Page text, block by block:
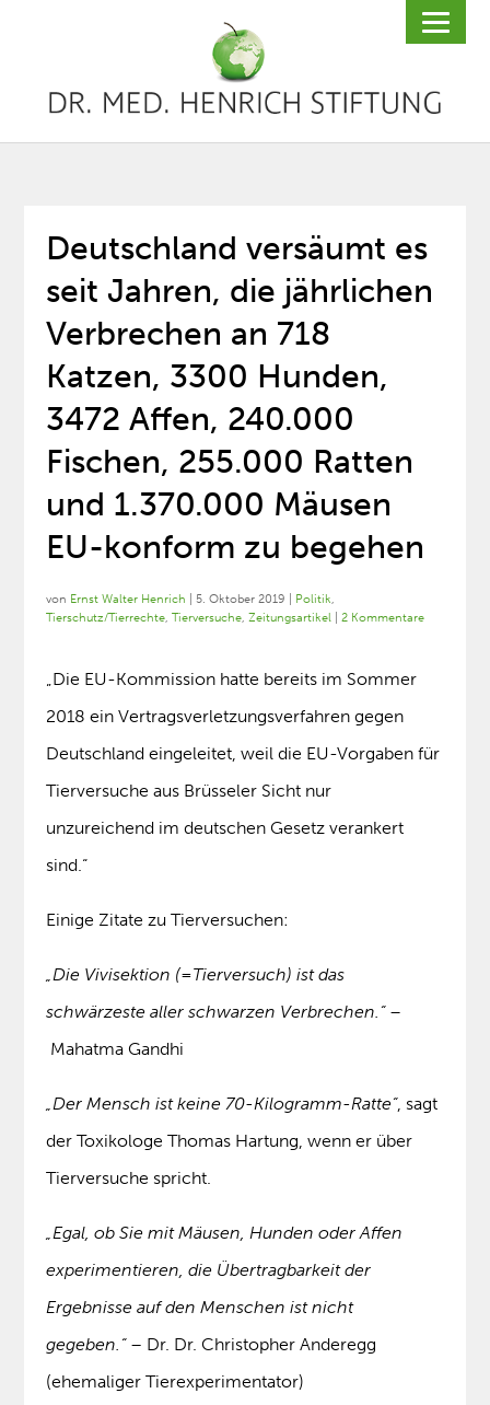
Deutschland versäumt es
seit Jahren, die jährlichen
Verbrechen an 718
Katzen, 3300 Hunden,
3472 Affen, 240.000
Fischen, 255.000 Ratten
und 1.370.000 Mäusen
EU-konform zu begehen
von Ernst Walter Henrich |5. Oktober 2019 Politik,
Tierschutz/Tierrechte,Tierversuche,Zeitungsartikel |2 Kommentare
„Die EU-Kommission hatte bereits im Sommer
2018 ein Vertragsverletzungsverfahren gegen
Deutschland eingeleitet, weil die EU-Vorgaben für
Tierversuche aus Brüsseler Sicht nur
unzureichend im deutschen Gesetz verankert
sind.“
Einige Zitate zu Tierversuchen:
„Die Vivisektion (=Tierversuch) ist das
schwärzeste aller schwarzen Verbrechen.“ –
Mahatma Gandhi
„Der Mensch ist keine 70-Kilogramm-Ratte“, sagt
der Toxikologe Thomas Hartung, wenn er über
Tierversuche spricht.
„Egal, ob Sie mit Mäusen, Hunden oder Affen
experimentieren, die Übertragbarkeit der
Ergebnisse auf den Menschen ist nicht
gegeben.“– Dr. Dr. Christopher Anderegg
(ehemaliger Tierexperimentator)